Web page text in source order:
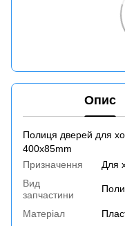
Опис
Полиця дверей для
400x85mm
Призначення
Для
Вид
запчастини
Матеріал